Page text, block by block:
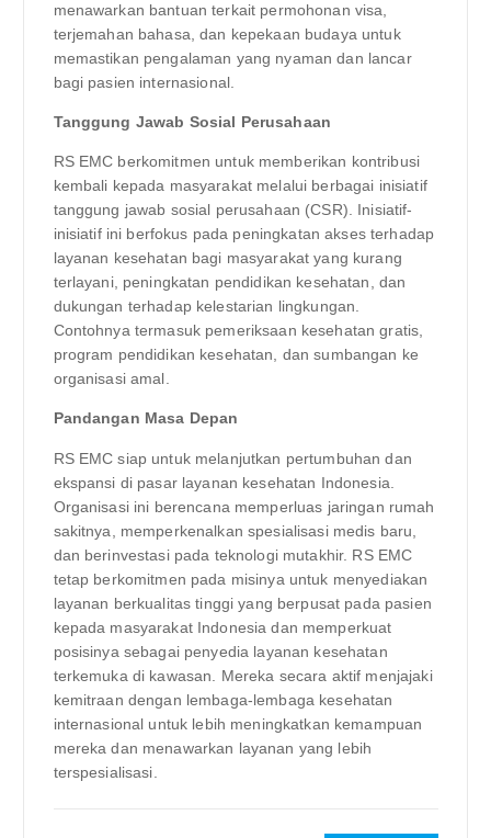
menawarkan bantuan terkait permohonan visa,
terjemahan bahasa, dan kepekaan budaya untuk
memastikan pengalaman yang nyaman dan lancar
bagi pasien internasional.
Tanggung Jawab Sosial Perusahaan
RS EMC berkomitmen untuk memberikan kontribusi
kembali kepada masyarakat melalui berbagai inisiatif
tanggung jawab sosial perusahaan (CSR). Inisiatif-
inisiatif ini berfokus pada peningkatan akses terhadap
layanan kesehatan bagi masyarakat yang kurang
terlayani, peningkatan pendidikan kesehatan, dan
dukungan terhadap kelestarian lingkungan.
Contohnya termasuk pemeriksaan kesehatan gratis,
program pendidikan kesehatan, dan sumbangan ke
organisasi amal.
Pandangan Masa Depan
RS EMC siap untuk melanjutkan pertumbuhan dan
ekspansi di pasar layanan kesehatan Indonesia.
Organisasi ini berencana memperluas jaringan rumah
sakitnya, memperkenalkan spesialisasi medis baru,
dan berinvestasi pada teknologi mutakhir. RS EMC
tetap berkomitmen pada misinya untuk menyediakan
layanan berkualitas tinggi yang berpusat pada pasien
kepada masyarakat Indonesia dan memperkuat
posisinya sebagai penyedia layanan kesehatan
terkemuka di kawasan. Mereka secara aktif menjajaki
kemitraan dengan lembaga-lembaga kesehatan
internasional untuk lebih meningkatkan kemampuan
mereka dan menawarkan layanan yang lebih
terspesialisasi.